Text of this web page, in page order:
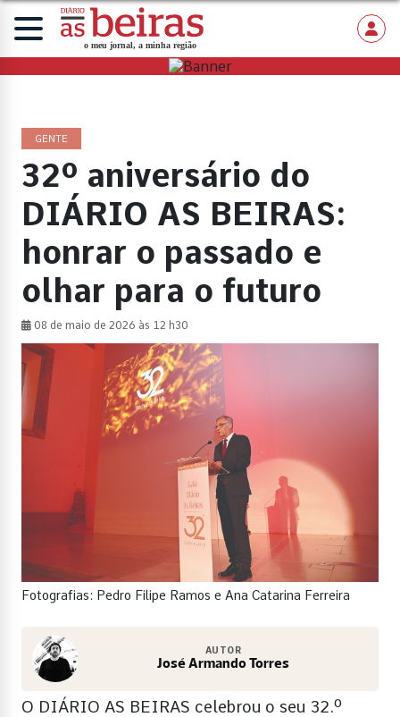
GENTE
32º aniversário do
DIÁRIO AS BEIRAS:
honrar o passado e
olhar para o futuro
08 de maio de 2026 às 12 h30
Fotografias: Pedro Filipe Ramos e Ana Catarina Ferreira
AUTOR
José Armando Torres
O DIÁRIO AS BEIRAS celebrou o seu 32.º